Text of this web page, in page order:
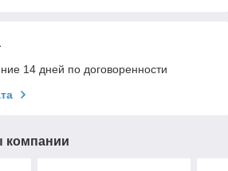
14 дней по договоренности
компании